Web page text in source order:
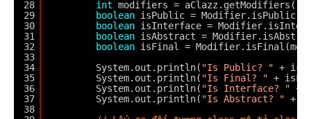
28
29
30
31
32
33
34
35
36
37
38
int modifiers = aClazz.getModifiers();
boolean isPublic =
boolean isInterface =
boolean isAbstract =
boolean isFinal =
System.out.println( "Is Public? " +
System.out.println( "Is Final? " +
System.out.println( "Is Interface? " +
System.out.println( "Is Abstract? " +